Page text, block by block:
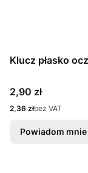
Klucz płasko
Cena
2,90 zł
Cena
2,36 złbez VAT
Powiadom